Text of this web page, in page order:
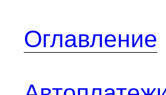
Оглавление